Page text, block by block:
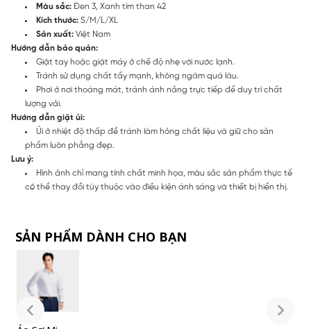
Màu sắc: Đen 3, Xanh tím than 42
Kích thước: S/M/L/XL
Sản xuất: Việt Nam
Hướng dẫn bảo quản:
Giặt tay hoặc giặt máy ở chế độ nhẹ với nước lạnh.
Tránh sử dụng chất tẩy mạnh, không ngâm quá lâu.
Phơi ở nơi thoáng mát, tránh ánh nắng trực tiếp để duy trì chất
lượng vải.
Hướng dẫn giặt ủi:
Ủi ở nhiệt độ thấp để tránh làm hỏng chất liệu và giữ cho sản
phẩm luôn phẳng đẹp.
Lưu ý:
Hình ảnh chỉ mang tính chất minh họa, màu sắc sản phẩm thực tế
có thể thay đổi tùy thuộc vào điều kiện ánh sáng và thiết bị hiển thị.
SẢN PHẨM DÀNH CHO BẠN